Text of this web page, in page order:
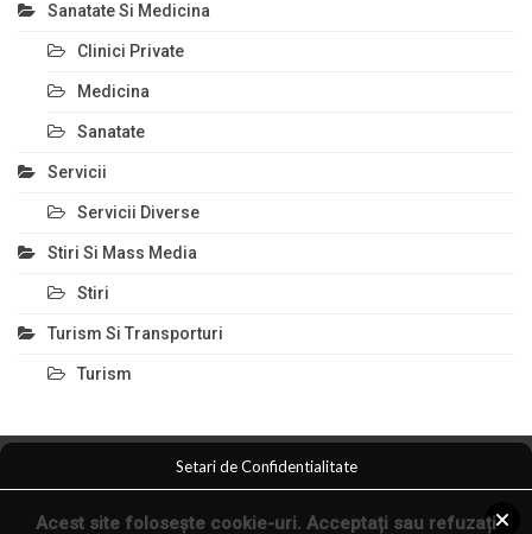
Sanatate Si Medicina
Clinici Private
Medicina
Sanatate
Servicii
Servicii Diverse
Stiri Si Mass Media
Stiri
Turism Si Transporturi
Turism
Comert Si Magazine Magazin Online
Anunturi Servicii
Anunturi Online
Arta Fotografica
Setari de Confidentialitate
Acest site folosește cookie-uri. Acceptați sau refuzați